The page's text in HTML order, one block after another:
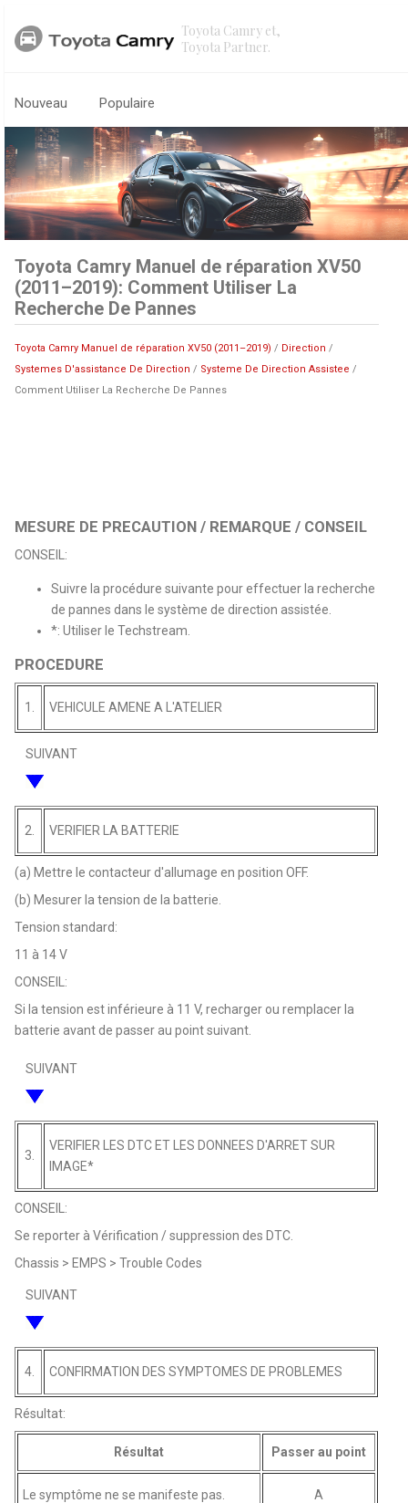
Toyota Camry et,
Toyota Partner.
Nouveau Populaire
Toyota Camry Manuel de réparation XV50
(2011–2019): Comment Utiliser La
Recherche De Pannes
Toyota Camry Manuel de réparation XV50 (2011–2019) / Direction /
Systemes D'assistance De Direction / Systeme De Direction Assistee /
Comment Utiliser La Recherche De Pannes
MESURE DE PRECAUTION / REMARQUE / CONSEIL
CONSEIL:
Suivre la procédure suivante pour effectuer la recherche
de pannes dans le système de direction assistée.
*: Utiliser le Techstream.
PROCEDURE
1. VEHICULE AMENE A L'ATELIER
SUIVANT
2. VERIFIER LA BATTERIE
(a) Mettre le contacteur d'allumage en position OFF.
(b) Mesurer la tension de la batterie.
Tension standard:
11 à 14 V
CONSEIL:
Si la tension est inférieure à 11 V, recharger ou remplacer la
batterie avant de passer au point suivant.
SUIVANT
3.
VERIFIER LES DTC ET LES DONNEES D'ARRET SUR
IMAGE*
CONSEIL:
Se reporter à Vérification / suppression des DTC.
Chassis > EMPS > Trouble Codes
SUIVANT
4. CONFIRMATION DES SYMPTOMES DE PROBLEMES
Résultat:
Résultat Passer au point
Le symptôme ne se manifeste pas. A